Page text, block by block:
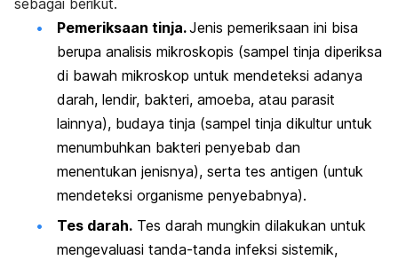
sebagai berikut.
Pemeriksaan tinja.Jenis pemeriksaan ini bisa
berupa analisis mikroskopis (sampel tinja diperiksa
di bawah mikroskop untuk mendeteksi adanya
darah, lendir, bakteri, amoeba, atau parasit
lainnya), budaya tinja (sampel tinja dikultur untuk
menumbuhkan bakteri penyebab dan
menentukan jenisnya), serta tes antigen (untuk
mendeteksi organisme penyebabnya).
Tes darah. Tes darah mungkin dilakukan untuk
mengevaluasi tanda-tanda infeksi sistemik,